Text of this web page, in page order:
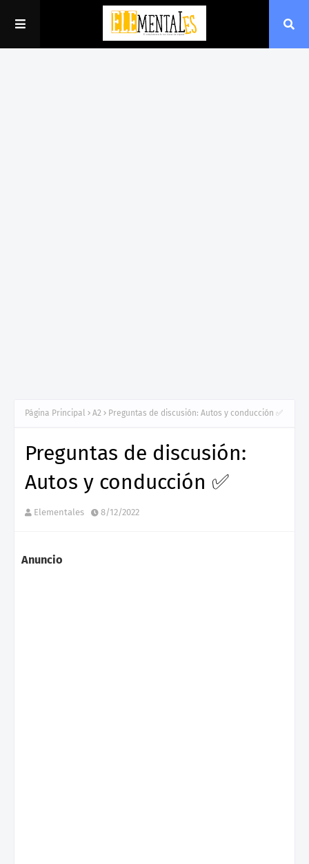
Página Principal A2 Preguntas de discusión: Autos y conducción ✅
Preguntas de discusión:
Autos y conducción ✅
Elementales 8/12/2022
Anuncio